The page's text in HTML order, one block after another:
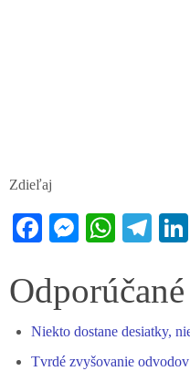
Zdieľaj
Fa
bo
ok
M
se
er
W
ts
pp
Te
gr
m
Niekto dostane desiatky,
Tvrdé zvyšovanie